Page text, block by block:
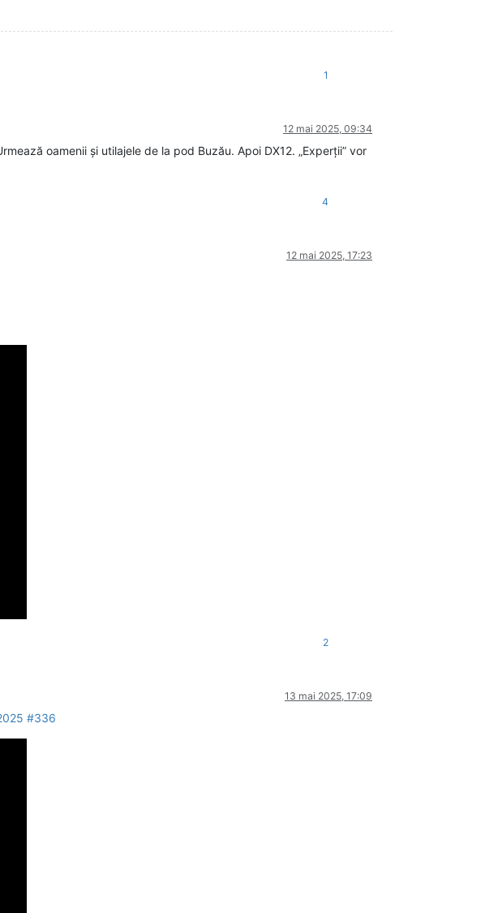
1
12 mai 2025, 09:34
oamenii și utilajele de la pod Buzău. Apoi DX12. „Experții” vor
4
12 mai 2025, 17:23
2
13 mai 2025, 17:09
#336